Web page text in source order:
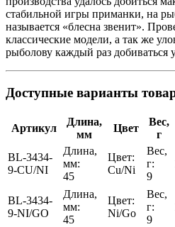
стабильной игры приманки, на
называется «блесна звенит».
классические модели, а так же
рыболову каждый раз добиваться
Доступные варианты
Артикул
Длина,
мм
Цвет
Вес,
г
BL-3434-
9-CU/NI
Длина,
мм:
45
Цвет:
Cu/Ni
Вес,
г:
9
BL-3434-
9-NI/GO
Длина,
мм:
45
Цвет:
Ni/Go
Вес,
г:
9